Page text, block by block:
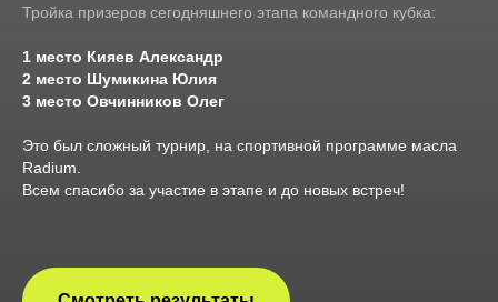
Тройка призеров сегодняшнего этапа командного кубка:
1 место Кияев Александр
2 место Шумикина Юлия
3 место Овчинников Олег
Это был сложный турнир, на спортивной программе масла
Radium.
Всем спасибо за участие в этапе и до новых встреч!